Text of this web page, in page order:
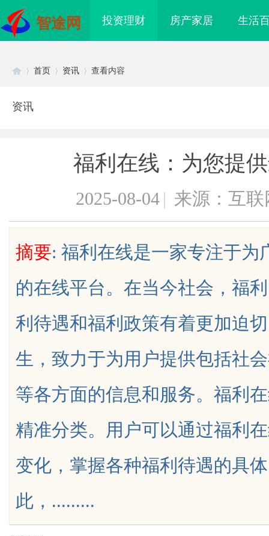
智途网 投资理财 房产家居 生活
uz
首页 资讯 查看内容
资讯
福利在线：为您提
2025-08-04 | 来源：互联
摘要: 福利在线是一家专注于为
的在线平台。在当今社会，福
利待遇和福利政策有着更加迫
生，致力于为用户提供包括社
等各方面的信息和服务。福利
精准分类。用户可以通过福利
变化，掌握各种福利待遇的具
此，.........
：一张辨证方对 验的新兴平台